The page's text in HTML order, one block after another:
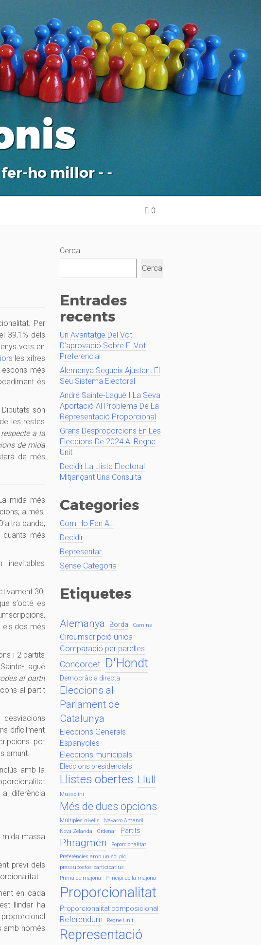
ho millor - -
0
Per
39,1% dels
vots en
les xifres
escons més
és
són
les restes
a la
de mida
de més
mida més
a més,
banda,
quants més
30,
s’obté es
els dos més
i 2 partits
Laguë
al partit
al partit
difícilment
pot
amunt.
amb la
diferència
mida massa
previ dels
en cada
llindar ha
amb només
Cerca
Cerca
Entrades
recents
Un Avantatge Del Vot
D’aprovació Sobre El Vot
Preferencial
Alemanya Segueix Ajustant El
Seu Sistema Electoral
André Sainte-Laguë I La Seva
Aportació Al Problema De La
Representació Proporcional
Grans Desproporcions En Les
Eleccions De 2024 Al Regne
Unit
Decidir La Llista Electoral
Mitjançant Una Consulta
Categories
Com Ho Fan A…
Decidir
Representar
Sense Categoria
Etiquetes
Alemanya Borda Camins
Circumscripció única
Comparació per parelles
Condorcet D'Hondt
Democràcia directa
Eleccions al
Parlament de
Catalunya
Eleccions Generals
Espanyoles
Eleccions municipals
Eleccions presidencials
Llistes obertes Llull
Mussolini
Més de dues opcions
Múltiples nivells
Navarro Amandi
Nova Zelanda
Ordenar Partits
Phragmén
Poporcionalitat
Preferències amb un sol pic
pressupostos participatius
Prima de majoria
Principi de la majoria
Proporcionalitat
Proporcionalitat composicional
Referèndum Regne Unit
Representació